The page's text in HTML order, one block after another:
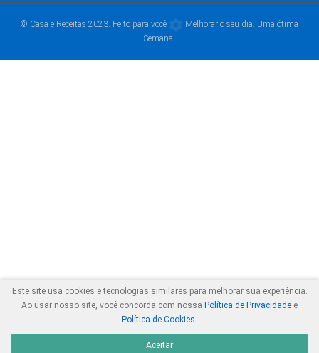
© Casa e Receitas 2023. Feito para você
Melhorar o seu dia. Uma ótima
Semana!
Este site usa cookies e tecnologias similares para melhorar sua experiência.
Ao usar nosso site, você concorda com nossa Política de Privacidade e
Política de Cookies.
Aceitar